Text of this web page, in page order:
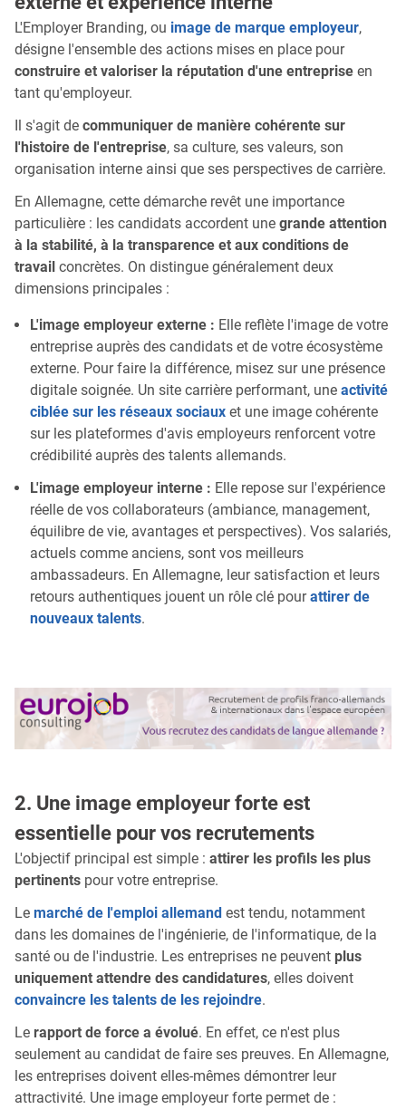
L'Employer Branding, ou image de marque employeur,
désigne l'ensemble des actions mises en place pour
construire et valoriser la réputation d'une entreprise en
tant qu'employeur.
Il s'agit de communiquer de manière cohérente sur
l'histoire de l'entreprise, sa culture, ses valeurs, son
organisation interne ainsi que ses perspectives de carrière.
En Allemagne, cette démarche revêt une importance
particulière : les candidats accordent une grande attention
à la stabilité, à la transparence et aux conditions de
travail concrètes. On distingue généralement deux
dimensions principales :
L'image employeur externe : Elle reflète l'image de votre
entreprise auprès des candidats et de votre écosystème
externe. Pour faire la différence, misez sur une présence
digitale soignée. Un site carrière performant, une activité
ciblée sur les réseaux sociaux et une image cohérente
sur les plateformes d'avis employeurs renforcent votre
crédibilité auprès des talents allemands.
L'image employeur interne : Elle repose sur l'expérience
réelle de vos collaborateurs (ambiance, management,
équilibre de vie, avantages et perspectives). Vos salariés,
actuels comme anciens, sont vos meilleurs
ambassadeurs. En Allemagne, leur satisfaction et leurs
retours authentiques jouent un rôle clé pourattirer de
nouveaux talents.
2. Une image employeur forte est
essentielle pour vos recrutements
L'objectif principal est simple : attirer les profils les plus
pertinents pour votre entreprise.
Le marché de l'emploi allemand est tendu, notamment
dans les domaines de l'ingénierie, de l'informatique, de la
santé ou de l'industrie. Les entreprises ne peuvent plus
uniquement attendre des candidatures, elles doivent
convaincre les talents de les rejoindre.
Le rapport de force a évolué. En effet, ce n'est plus
seulement au candidat de faire ses preuves. En Allemagne,
les entreprises doivent elles-mêmes démontrer leur
attractivité. Une image employeur forte permet de :